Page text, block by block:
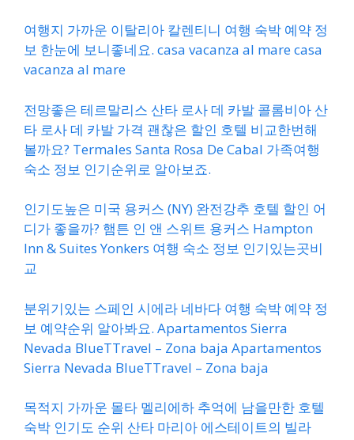
여행지 가까운 이탈리아 칼렌티니 여행 숙박 예약 정
보 한눈에 보니좋네요. casa vacanza al mare casa
vacanza al mare
전망좋은 테르말리스 산타 로사 데 카발 콜롬비아 산
타 로사 데 카발 가격 괜찮은 할인 호텔 비교한번해
볼까요? Termales Santa Rosa De Cabal 가족여행
숙소 정보 인기순위로 알아보죠.
인기도높은 미국 용커스 (NY) 완전강추 호텔 할인 어
디가 좋을까? 햄튼 인 앤 스위트 용커스 Hampton
Inn & Suites Yonkers 여행 숙소 정보 인기있는곳비
교
분위기있는 스페인 시에라 네바다 여행 숙박 예약 정
보 예약순위 알아봐요. Apartamentos Sierra
Nevada BlueTTravel – Zona baja Apartamentos
Sierra Nevada BlueTTravel – Zona baja
목적지 가까운 몰타 멜리에하 추억에 남을만한 호텔
숙박 인기도 순위 산타 마리아 에스테이트의 빌라